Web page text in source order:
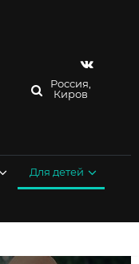
Россия,
Киров
Для детей